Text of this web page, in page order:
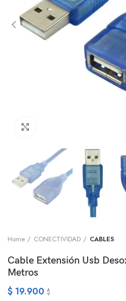
Home CONECTIVIDAD CABLES
Cable Extensión Usb
Metros
$ 19.900 $